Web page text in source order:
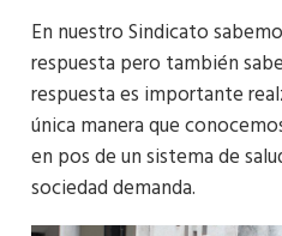
En nuestro Sindicato
respuesta pero también
respuesta es importante
única manera que
en pos de un sistema de
sociedad demanda.